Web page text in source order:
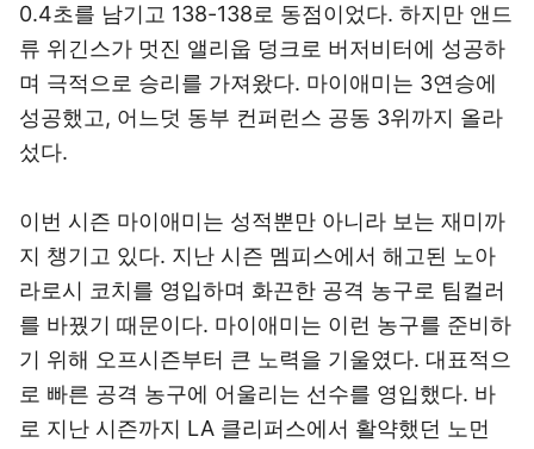
0.4초를 남기고 138-138로 동점이었다. 하지만 앤드
류 위긴스가 멋진 앨리웁 덩크로 버저비터에 성공하
며 극적으로 승리를 가져왔다. 마이애미는 3연승에
성공했고, 어느덧 동부 컨퍼런스 공동 3위까지 올라
섰다.
이번 시즌 마이애미는 성적뿐만 아니라 보는 재미까
지 챙기고 있다. 지난 시즌 멤피스에서 해고된 노아
라로시 코치를 영입하며 화끈한 공격 농구로 팀컬러
를 바꿨기 때문이다. 마이애미는 이런 농구를 준비하
기 위해 오프시즌부터 큰 노력을 기울였다. 대표적으
로 빠른 공격 농구에 어울리는 선수를 영입했다. 바
로 지난 시즌까지 LA 클리퍼스에서 활약했던 노먼